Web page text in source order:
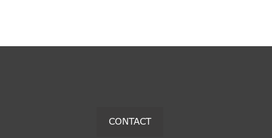
CONTACT